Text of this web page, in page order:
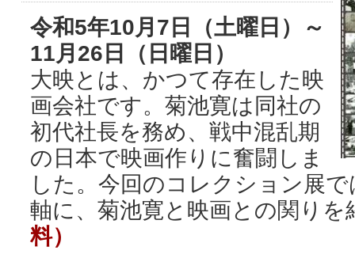
令和5年10月7日（土曜日）～
11月26日（日曜日）
大映とは、かつて存在した映
画会社です。菊池寛は同社の
初代社長を務め、戦中混乱期
の日本で映画作りに奮闘しま
した。今回のコレクション展
軸に、菊池寛と映画との関りを
料）